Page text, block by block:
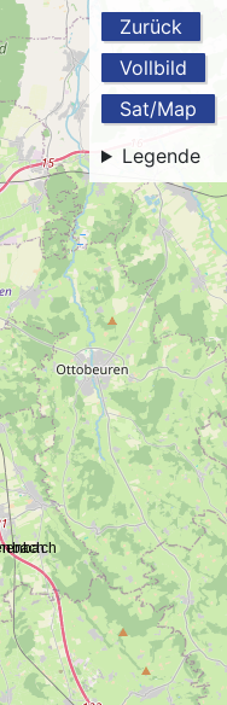
Zurück
Vollbild
Sat/Map
Legende